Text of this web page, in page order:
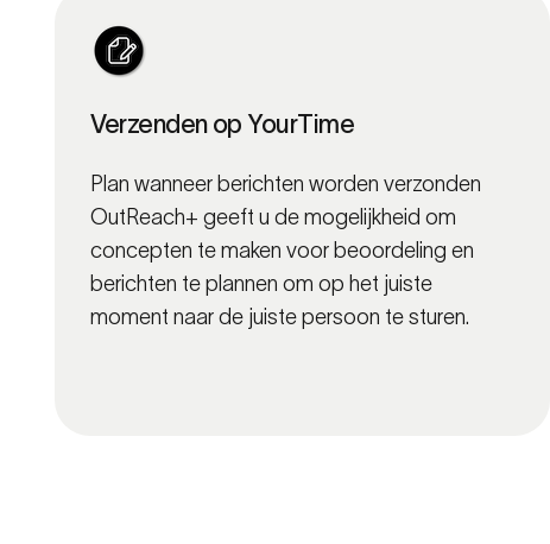
Verzenden op YourTime
Plan wanneer berichten worden verzonden
OutReach+ geeft u de mogelijkheid om
concepten te maken voor beoordeling en
berichten te plannen om op het juiste
moment naar de juiste persoon te sturen.